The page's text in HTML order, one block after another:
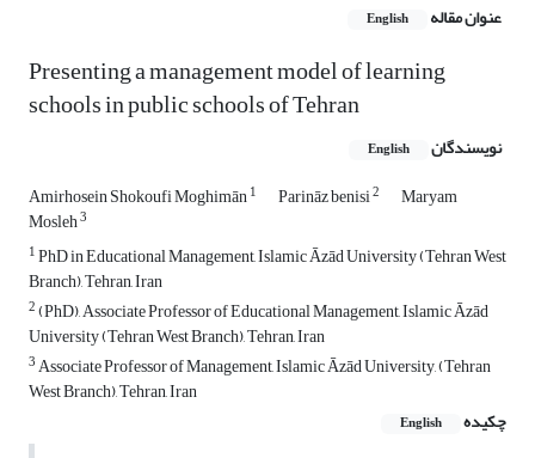
عنوان مقاله English
Presenting a management model of learning
schools in public schools of Tehran
نویسندگان English
Amirhosein Shokoufi Moghimān1 Parināz benisi2 Maryam
Mosleh3
1PhD in Educational Management, Islamic Āzād University (Tehran West
Branch), Tehran, Iran
2(PhD), Associate Professor of Educational Management, Islamic Āzād
University (Tehran West Branch), Tehran, Iran
3Associate Professor of Management, Islamic Āzād University, (Tehran
West Branch), Tehran, Iran
چکیده
English